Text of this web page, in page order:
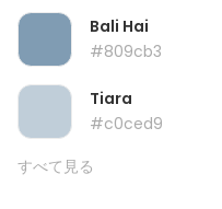
Bali Hai
#809cb3
Tiara
#c0ced9
すべて見る